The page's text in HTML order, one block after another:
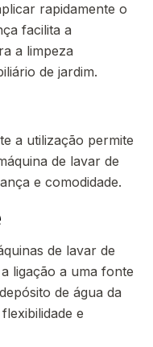
rapidamente o
facilita a
a limpeza
de jardim.
a utilização permite
de lavar de
e comodidade.
de lavar de
ligação a uma fonte
de água da
e